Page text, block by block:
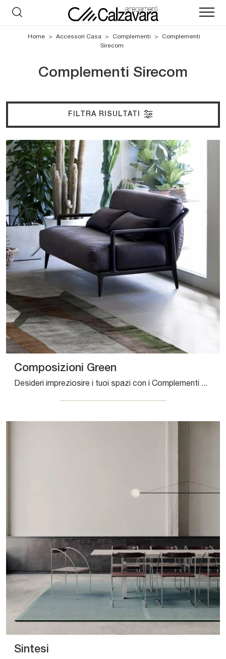
Home > Accessori Casa > Complementi >
Complementi
Sirecom
Complementi Sirecom
FILTRA RISULTATI
Composizioni Green
Desideri impreziosire i tuoi spazi con i Complementi Sirecom? Ti presentiamo vari modelli di tappeti in tessuto come Composizioni Green.
Sintesi